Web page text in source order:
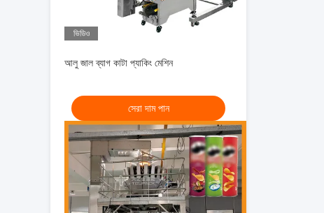
ভিডিও
আলু জাল ব্যাগ কাটা প্যাকিং মেশিন
সেরা দাম পান